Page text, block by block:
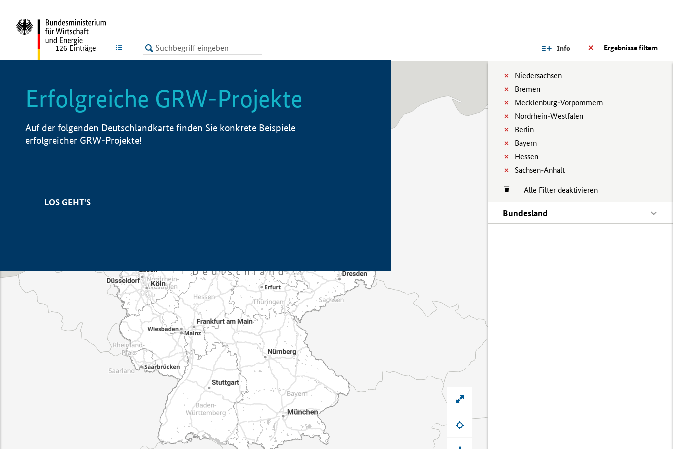
LISTE Ergebnisse filtern
Info
Niedersachsen
Bremen
Mecklenburg-Vorpommern
Nordrhein-Westfalen
Berlin
Bayern
Hessen
Sachsen-Anhalt
Alle Filter deaktivieren
Bundesland
126 Einträge
Erfolgreiche GRW-Projekte
Auf der folgenden Deutschlandkarte finden Sie konkrete Beispiele
erfolgreicher GRW-Projekte!
LOS GEHT'S